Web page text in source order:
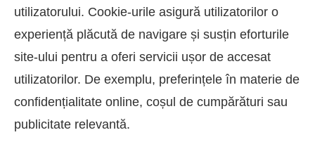
utilizatorului. Cookie-urile asigură utilizatorilor o
experiență plăcută de navigare și susțin eforturile
site-ului pentru a oferi servicii ușor de accesat
utilizatorilor. De exemplu, preferințele în materie de
confidențialitate online, coșul de cumpărături sau
publicitate relevantă.